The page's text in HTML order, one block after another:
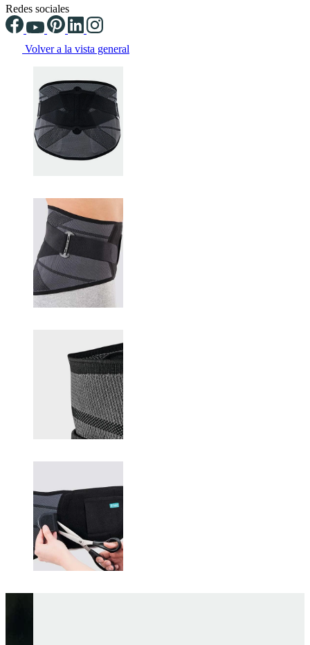
Redes sociales
Volver a la vista general